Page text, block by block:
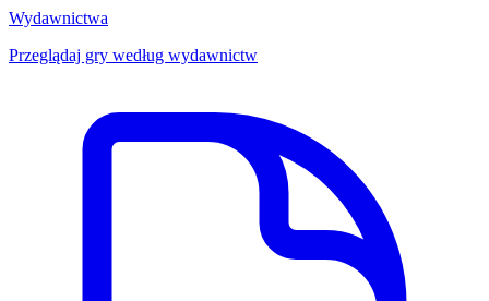
Wydawnictwa
Przeglądaj gry według wydawnictw